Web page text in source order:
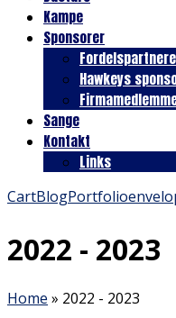
Kampe
Sponsorer
Fordelspartnere
Hawkeys
Sange
Kontakt
Links
CartBlogPortfolio
2022 - 2023
Home » 2022 - 2023